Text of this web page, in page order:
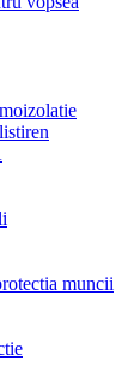
muncii